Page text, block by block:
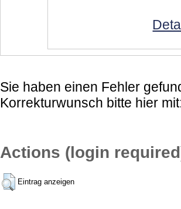
Sie haben einen Fehler
Korrekturwunsch bitte hier
Actions (login
Eintrag anzeigen